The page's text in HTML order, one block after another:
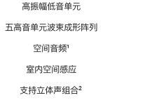
高振幅低音单元
五高音单元波束成形阵列
空间音频脚
¹
室内空间感应
支持立体声组合脚
²